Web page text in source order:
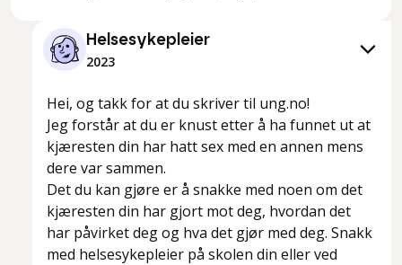
Helsesykepleier
2023
Hei, og takk for at du skriver til ung.no!
Jeg forstår at du er knust etter å ha funnet ut at
kjæresten din har hatt sex med en annen mens
dere var sammen.
Det du kan gjøre er å snakke med noen om det
kjæresten din har gjort mot deg, hvordan det
har påvirket deg og hva det gjør med deg. Snakk
med helsesykepleier på skolen din eller ved